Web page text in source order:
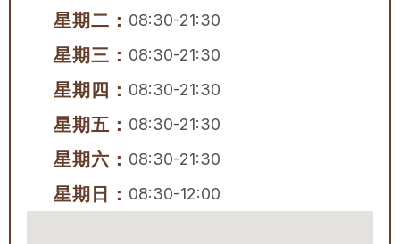
星期二： 08:30-21:30
星期三： 08:30-21:30
星期四： 08:30-21:30
星期五： 08:30-21:30
星期六： 08:30-21:30
星期日： 08:30-12:00